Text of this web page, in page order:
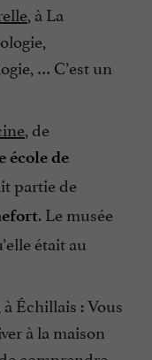
, à La
… C’est un
, de
école de
partie de
. Le musée
était au
à Échillais : Vous
à la maison